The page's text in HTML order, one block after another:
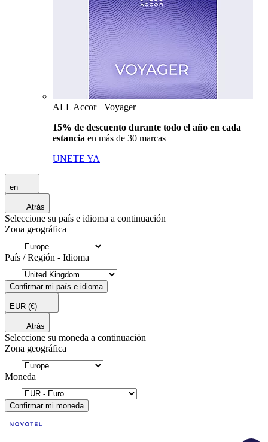
ALL Accor+ Voyager
15% de descuento durante todo el año en cada
estancia en más de 30 marcas
UNETE YA
en
Atrás
Seleccione su país e idioma a continuación
Zona geográfica
País / Región - Idioma
Confirmar mi país e idioma
EUR (€)
Atrás
Seleccione su moneda a continuación
Zona geográfica
Moneda
Confirmar mi moneda